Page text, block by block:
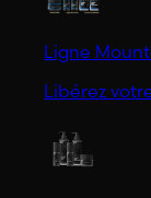
Ligne
Libérez